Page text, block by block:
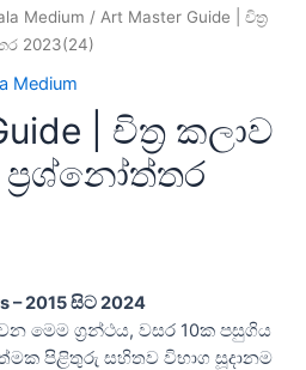
Medium / Art Master Guide | චිත්‍ර
2023(24)
Medium
| චිත්‍ර කලාව
ප්‍රශ්නෝත්තර
– 2015 සිට 2024
මෙම ග්‍රන්ථය, වසර 10ක පසුගිය
පිළිතුරු සහිතව විභාග සූදානම